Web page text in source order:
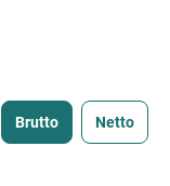
Brutto Netto